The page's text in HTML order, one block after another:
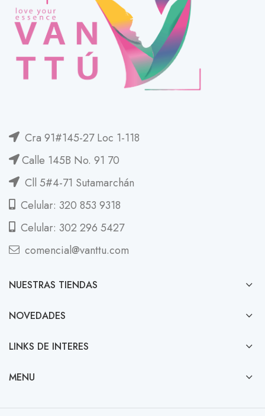
Cra 91#145-27 Loc 1-118
Calle 145B No. 91 70
Cll 5#4-71 Sutamarchán
Celular: 320 853 9318
Celular: 302 296 5427
comencial@vanttu.com
NUESTRAS TIENDAS
NOVEDADES
LINKS DE INTERES
MENU